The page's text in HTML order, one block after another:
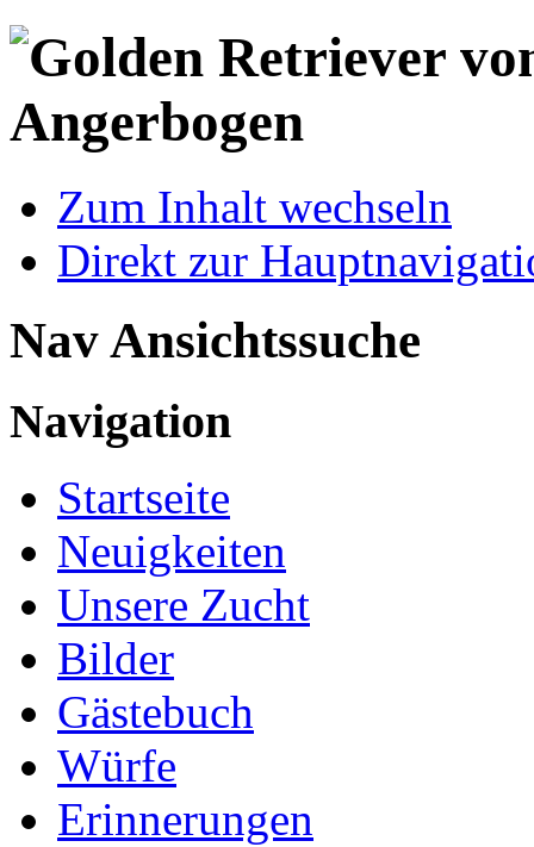
Zum Inhalt wechseln
Direkt zur
Nav Ansichtssuche
Navigation
Startseite
Neuigkeiten
Unsere Zucht
Bilder
Gästebuch
Würfe
Erinnerungen